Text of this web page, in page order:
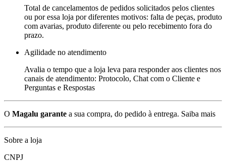
Total de cancelamentos de pedidos solicitados pelos clientes
ou por essa loja por diferentes motivos: falta de peças, produto
com avarias, produto diferente ou pelo recebimento fora do
prazo.
Agilidade no atendimento
Avalia o tempo que a loja leva para responder aos clientes nos
canais de atendimento: Protocolo, Chat com o Cliente e
Perguntas e Respostas
O Magalu garante a sua compra, do pedido à entrega. Saiba mais
Sobre a loja
CNPJ